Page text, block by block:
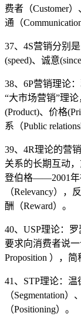
费者（Customer
通（
37、4S营销分别
(speed)、诚意
38、6P营销理论
“大市场营销”理
(Product)、价格
系（Public
39、4R理论的营
关系的长期互动
登伯格——2001年
（Relevancy），
酬（Reward）。
40、USP理论：罗
要求向消费者说一
Proposition ），简
41、STP理论：
（Segmentation
（Positioning）。